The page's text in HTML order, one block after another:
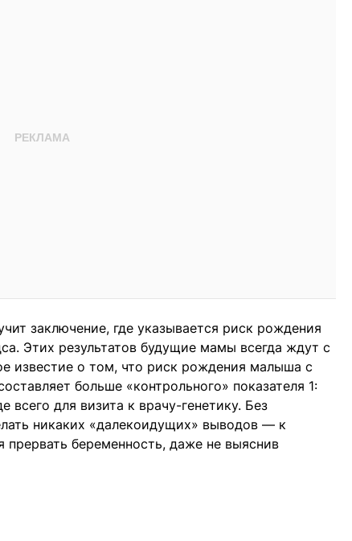
заключение, где указывается риск рождения
Этих результатов будущие мамы всегда ждут с
известие о том, что риск рождения малыша с
больше «контрольного» показателя 1:
для визита к врачу-генетику. Без
никаких «далекоидущих» выводов — к
беременность, даже не выяснив